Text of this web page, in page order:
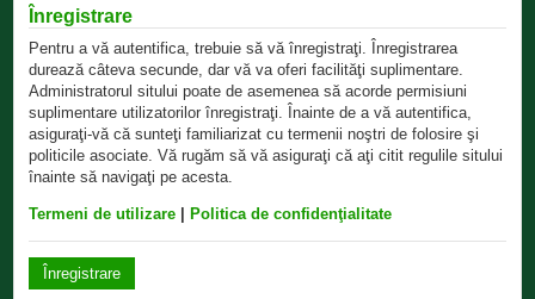
Înregistrare
Pentru a vă autentifica, trebuie să vă înregistraţi. Înregistrarea
durează câteva secunde, dar vă va oferi facilităţi suplimentare.
Administratorul sitului poate de asemenea să acorde permisiuni
suplimentare utilizatorilor înregistraţi. Înainte de a vă autentifica,
asiguraţi-vă că sunteţi familiarizat cu termenii noştri de folosire şi
politicile asociate. Vă rugăm să vă asiguraţi că aţi citit regulile sitului
înainte să navigaţi pe acesta.
Termeni de utilizare Politica de confidenţialitate
Înregistrare